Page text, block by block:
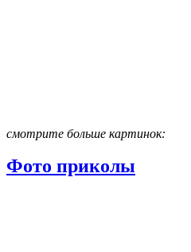
смотрите больше картинок:
Фото приколы